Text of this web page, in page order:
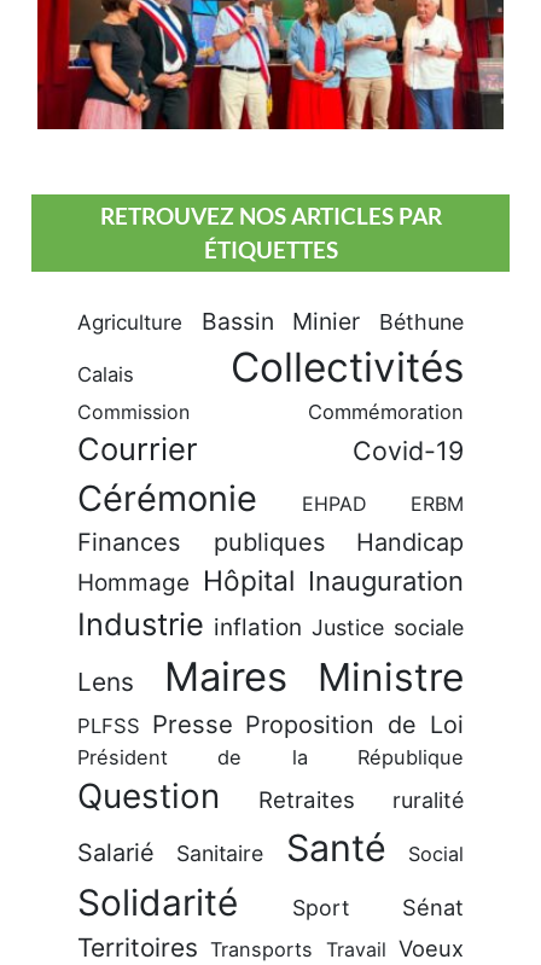
RETROUVEZ NOS ARTICLES PAR
ÉTIQUETTES
Agriculture Bassin Minier Béthune
Calais Collectivités
Commission Commémoration
Courrier Covid-19
Cérémonie EHPAD ERBM
Finances publiques Handicap
Hommage Hôpital Inauguration
Industrie inflation Justice sociale
Lens Maires Ministre
PLFSS Presse Proposition de Loi
Président de la République
Question Retraites ruralité
Salarié Sanitaire Santé Social
Solidarité Sport Sénat
Territoires Transports Travail Voeux